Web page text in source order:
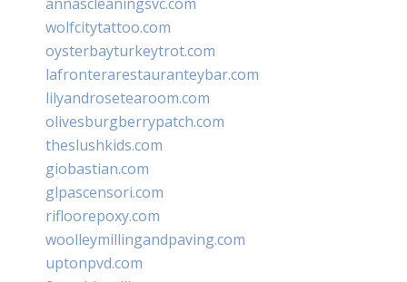
wolfcitytattoo.com
oysterbayturkeytrot.com
lafronterarestauranteybar.com
lilyandrosetearoom.com
olivesburgberrypatch.com
theslushkids.com
giobastian.com
glpascensori.com
rifloorepoxy.com
woolleymillingandpaving.com
uptonpvd.com